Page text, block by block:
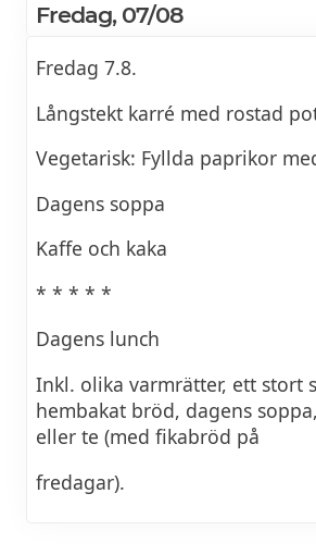
Fredag, 07/08
Fredag 7.8.
Långstekt karré med rostad
Vegetarisk: Fyllda paprikor
Dagens soppa
Kaffe och kaka
* * * * *
Dagens lunch
Inkl. olika varmrätter, ett stort
hembakat bröd, dagens
eller te (med fikabröd på
fredagar).